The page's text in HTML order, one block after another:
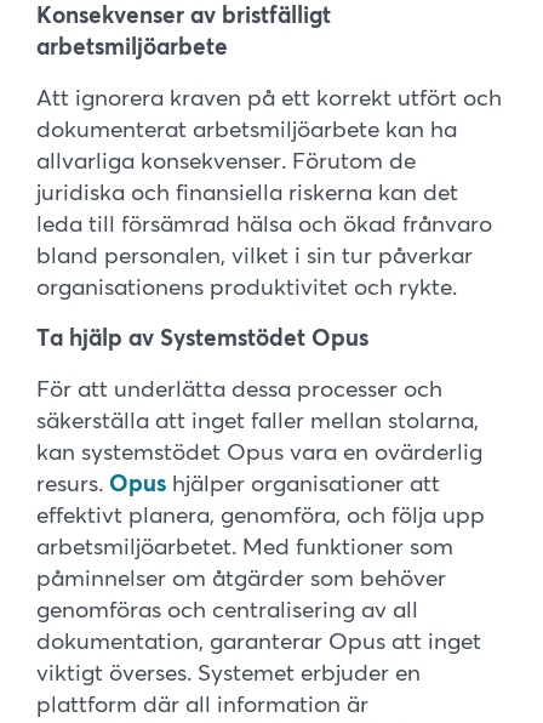
Konsekvenser av bristfälligt
arbetsmiljöarbete
Att ignorera kraven på ett korrekt utfört och
dokumenterat arbetsmiljöarbete kan ha
allvarliga konsekvenser. Förutom de
juridiska och finansiella riskerna kan det
leda till försämrad hälsa och ökad frånvaro
bland personalen, vilket i sin tur påverkar
organisationens produktivitet och rykte.
Ta hjälp av Systemstödet Opus
För att underlätta dessa processer och
säkerställa att inget faller mellan stolarna,
kan systemstödet Opus vara en ovärderlig
resurs. Opus hjälper organisationer att
effektivt planera, genomföra, och följa upp
arbetsmiljöarbetet. Med funktioner som
påminnelser om åtgärder som behöver
genomföras och centralisering av all
dokumentation, garanterar Opus att inget
viktigt överses. Systemet erbjuder en
plattform där all information är